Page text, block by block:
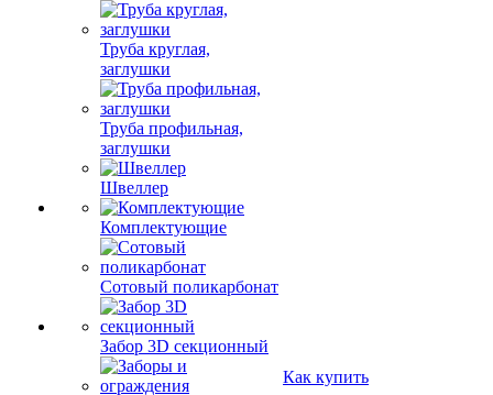
Труба круглая,
заглушки
Труба профильная,
заглушки
Швеллер
Комплектующие
Сотовый поликарбонат
Забор 3D секционный
Как купить